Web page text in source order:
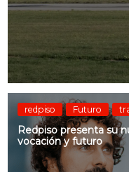
redpiso Futuro
Redpiso presenta su
vocación y futuro